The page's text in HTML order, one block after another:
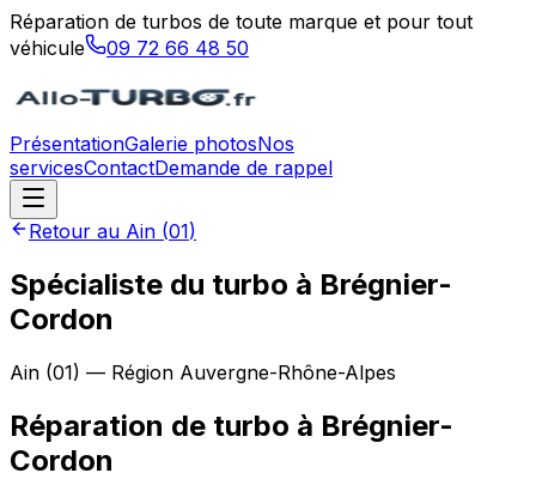
Réparation de turbos de toute marque et pour tout
véhicule
09 72 66 48 50
PrésentationGalerie photosNos
servicesContactDemande de rappel
Retour au Ain (01)
Spécialiste du turbo à Brégnier-
Cordon
Ain (01) — Région Auvergne-Rhône-Alpes
Réparation de turbo à Brégnier-
Cordon